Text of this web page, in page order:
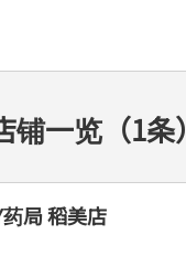
铺一览（1条）
药局 稻美店